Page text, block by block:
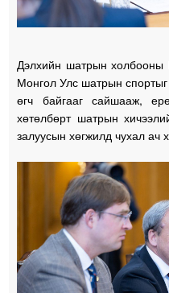
Дэлхийн шатрын холбооны
Монгол Улс шатрын
өгч байгааг сайшааж,
хөтөлбөрт шатрын
залуусын хөгжилд чухал ач